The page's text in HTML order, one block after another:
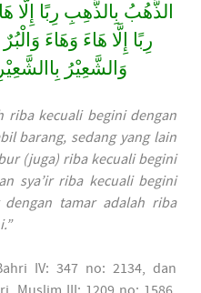
الذَّهُبُ بِالذَّهِبِ رِبًا إِلَّا
رِبًا إِلَّا هَاءَ وَهَاءَ
وَالشَّعِيْرُ
riba kecuali begini dengan
barang, sedang yang lain
(juga) riba kecuali begini
sya’ir riba kecuali begini
tamar adalah riba
IV: 347 no: 2134, dan